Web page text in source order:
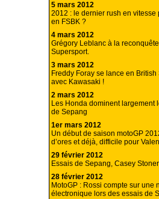
5 mars 2012
2012 : le dernier rush en
en FSBK ?
4 mars 2012
Grégory Leblanc à la
Supersport.
3 mars 2012
Freddy Foray se lance en
avec Kawasaki !
2 mars 2012
Les Honda dominent largement
de Sepang
1er mars 2012
Un début de saison motoGP
d’ores et déjà, difficile pour
29 février 2012
Essais de Sepang, Casey
28 février 2012
MotoGP : Rossi compte sur une
électronique lors des essais de